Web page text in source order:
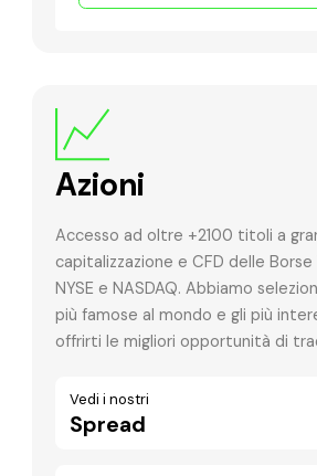
Azioni
Accesso ad oltre +2100 titoli a
capitalizzazione e CFD delle Borse
NYSE e NASDAQ. Abbiamo
più famose al mondo e gli più
offrirti le migliori opportunità di
Vedi i nostri
Spread